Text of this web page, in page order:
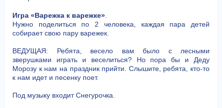
Игра «Варежка к варежке»
Нужно поделиться по 2 человека, каждая пара детей
собирает свою пару варежек.
ВЕДУЩАЯ: Ребята, весело вам было с лесными
зверушками играть и веселиться? Но пора бы и Деду
Морозу к нам на праздник прийти. Слышите, ребята, кто-то
к нам идет и песенку поет.
Под музыку входит Снегурочка.